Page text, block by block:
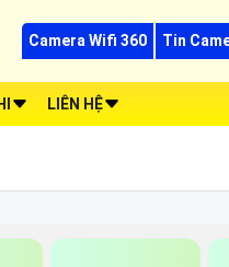
Camera Wifi 360 Tin
LIÊN HỆ